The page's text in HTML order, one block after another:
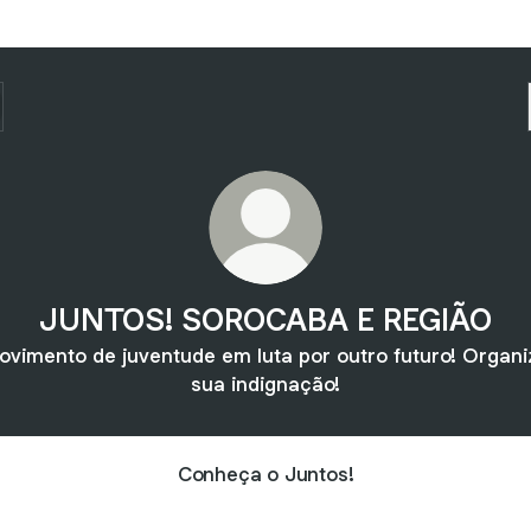
JUNTOS! SOROCABA E REGIÃO
de juventude em luta por outro futuro!
sua indignação!
Conheça o Juntos!